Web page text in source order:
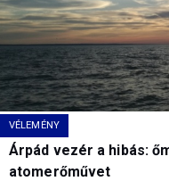
VÉLEMÉNY
Árpád vezér a hibás:
atomerőművet